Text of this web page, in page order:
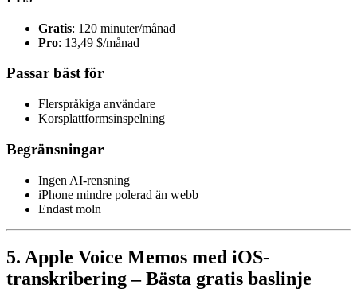
Gratis: 120 minuter/månad
Pro: 13,49 $/månad
Passar bäst för
Flerspråkiga användare
Korsplattformsinspelning
Begränsningar
Ingen AI-rensning
iPhone mindre polerad än webb
Endast moln
5. Apple Voice Memos med iOS-
transkribering – Bästa gratis baslinje